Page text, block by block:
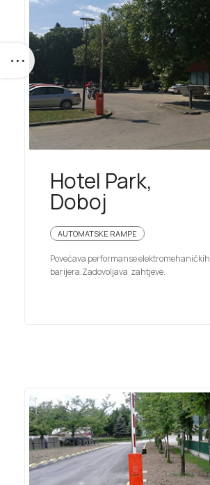
Hotel Park,
Doboj
AUTOMATSKE RAMPE
Povećava performanse elektromehaničkih
barijera.Zadovoljava zahtjeve.